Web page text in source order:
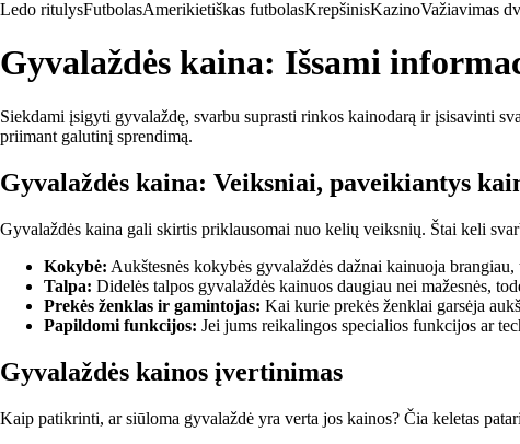
Ledo ritulysFutbolasAmerikietiškas futbolasKrepšinisKazinoVažiavimas
Gyvalaždės kaina: Išsami
Siekdami įsigyti gyvalaždę, svarbu suprasti rinkos kainodarą ir įsisavinti
priimant galutinį sprendimą.
Gyvalaždės kaina: Veiksniai, paveikiantys
Gyvalaždės kaina gali skirtis priklausomai nuo kelių veiksnių. Štai keli
Kokybė: Aukštesnės kokybės gyvalaždės dažnai kainuoja
Talpa: Didelės talpos gyvalaždės kainuos daugiau nei mažesnės,
Prekės ženklas ir gamintojas: Kai kurie prekės ženklai garsėja
Papildomi funkcijos: Jei jums reikalingos specialios funkcijos ar
Gyvalaždės kainos įvertinimas
Kaip patikrinti, ar siūloma gyvalaždė yra verta jos kainos? Čia keletas